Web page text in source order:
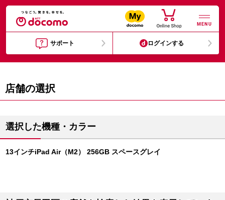
MENU
サポート ログインする
店舗の選択
選択した機種・カラー
13インチiPad Air（M2） 256GB スペースグレイ